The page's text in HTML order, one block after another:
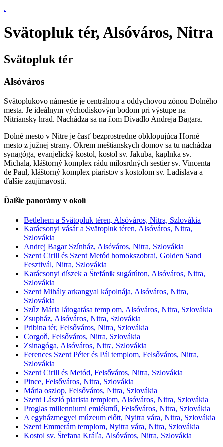
.
Svätopluk tér, Alsóváros, Nitra
Svätopluk tér
Alsóváros
Svätoplukovo námestie je centrálnou a oddychovou zónou Dolného
mesta. Je ideálnym východiskovým bodom pri výstupe na
Nitriansky hrad. Nachádza sa na ňom Divadlo Andreja Bagara.
Dolné mesto v Nitre je časť bezprostredne obklopujúca Horné
mesto z južnej strany. Okrem meštianskych domov sa tu nachádza
synagóga, evanjelický kostol, kostol sv. Jakuba, kaplnka sv.
Michala, kláštorný komplex rádu milosrdných sestier sv. Vincenta
de Paul, kláštorný komplex piaristov s kostolom sv. Ladislava a
ďalšie zaujímavosti.
Ďalšie panorámy v okolí
Betlehem a Svätopluk téren, Alsóváros, Nitra, Szlovákia
Karácsonyi vásár a Svätopluk téren, Alsóváros, Nitra,
Szlovákia
Andrej Bagar Színház, Alsóváros, Nitra, Szlovákia
Szent Cirill és Szent Metód homokszobrai, Golden Sand
Fesztivál, Nitra, Szlovákia
Karácsonyi díszek a Štefánik sugárúton, Alsóváros, Nitra,
Szlovákia
Szent Mihály arkangyal kápolnája, Alsóváros, Nitra,
Szlovákia
Szűz Mária látogatása templom, Alsóváros, Nitra, Szlovákia
Zsupház, Alsóváros, Nitra, Szlovákia
Pribina tér, Felsőváros, Nitra, Szlovákia
Corgoň, Felsőváros, Nitra, Szlovákia
Zsinagóga, Alsóváros, Nitra, Szlovákia
Ferences Szent Péter és Pál templom, Felsőváros, Nitra,
Szlovákia
Szent Cirill és Metód, Felsőváros, Nitra, Szlovákia
Pince, Felsőváros, Nitra, Szlovákia
Mária oszlop, Felsőváros, Nitra, Szlovákia
Szent László piarista templom, Alsóváros, Nitra, Szlovákia
Proglas millenniumi emlékmű, Felsőváros, Nitra, Szlovákia
A egyházmegyei múzeum előtt, Nyitra vára, Nitra, Szlovákia
Szent Emmerám templom, Nyitra vára, Nitra, Szlovákia
Kostol sv. Štefana Kráľa, Alsóváros, Nitra, Szlovákia